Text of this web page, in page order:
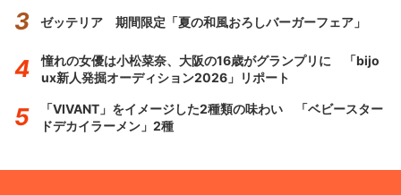
ゼッテリア 期間限定「夏の和風おろしバーガーフェア」
憧れの女優は小松菜奈、大阪の16歳がグランプリに 「bijo
ux新人発掘オーディション2026」リポート
「VIVANT」をイメージした2種類の味わい 「ベビースター
ドデカイラーメン」2種